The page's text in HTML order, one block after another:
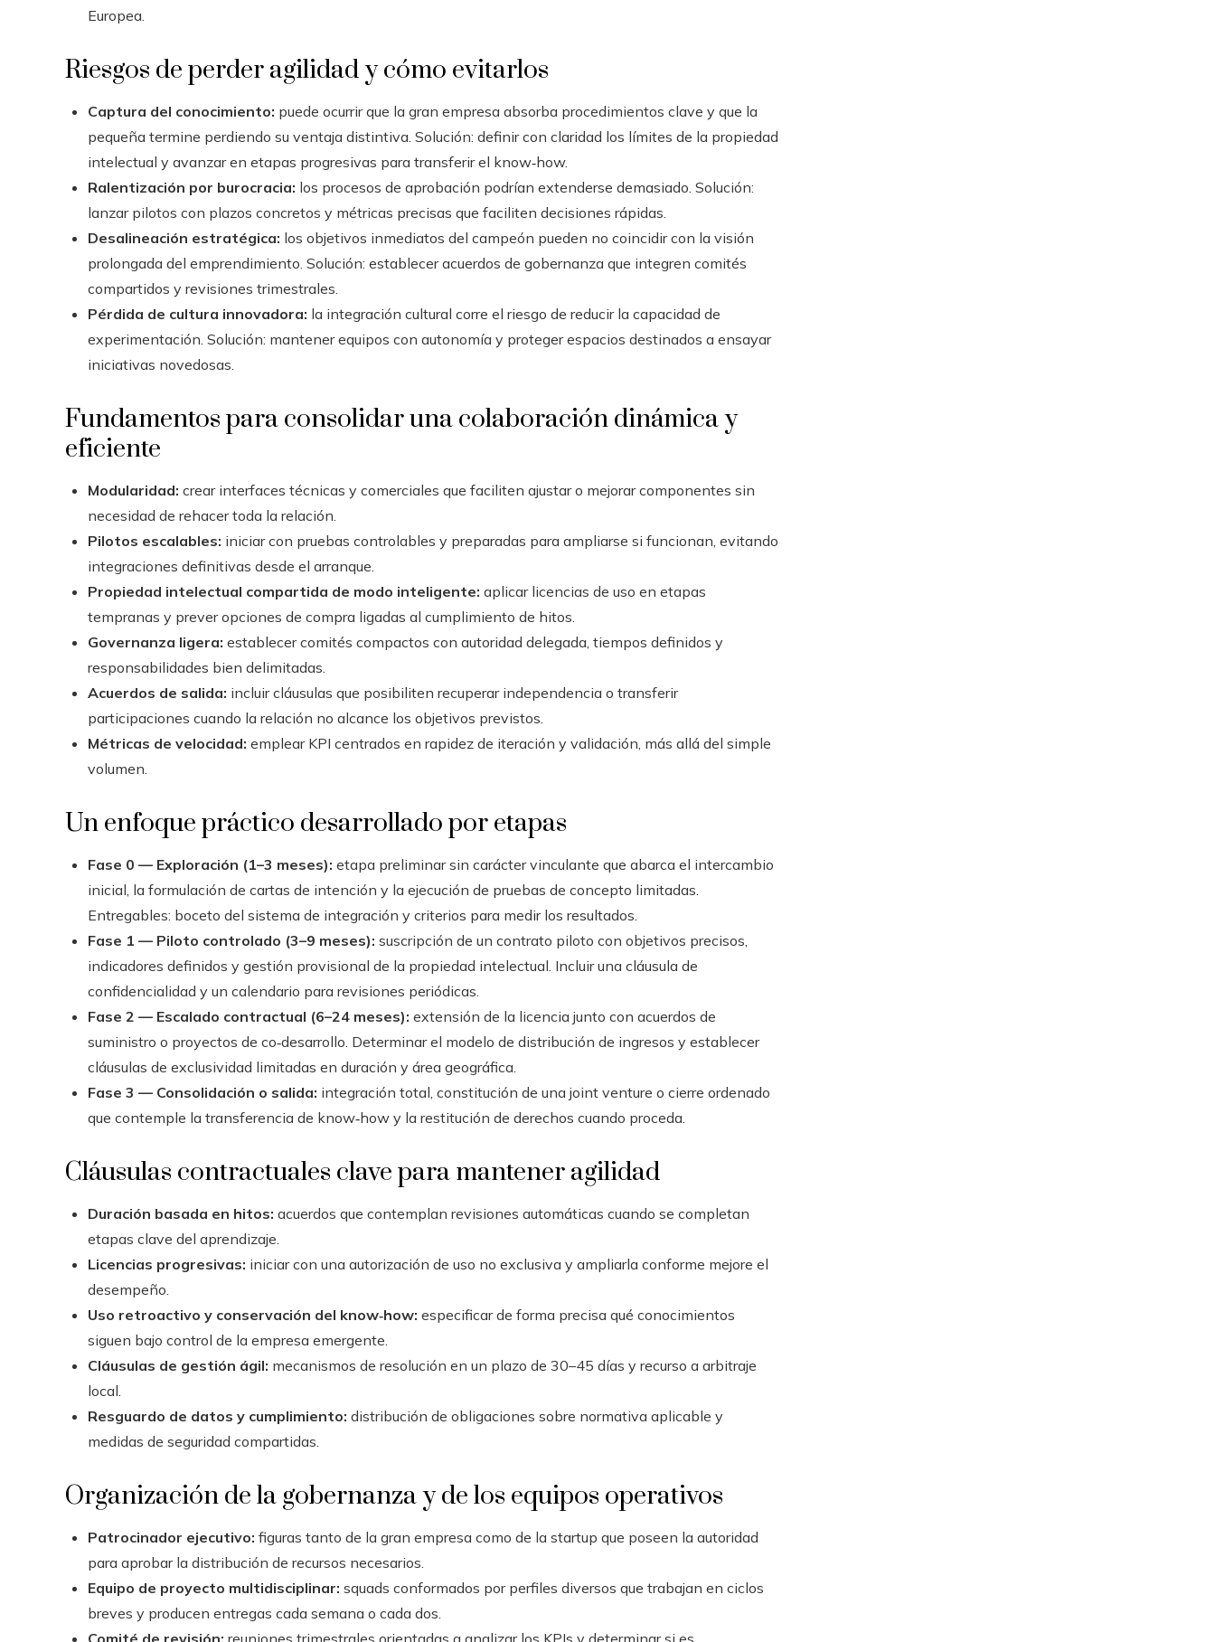
Europea.
Riesgos de perder agilidad y cómo evitarlos
Captura del conocimiento: puede ocurrir que la gran empresa absorba procedimientos clave y que la
pequeña termine perdiendo su ventaja distintiva. Solución: definir con claridad los límites de la propiedad
intelectual y avanzar en etapas progresivas para transferir el know‑how.
Ralentización por burocracia: los procesos de aprobación podrían extenderse demasiado. Solución:
lanzar pilotos con plazos concretos y métricas precisas que faciliten decisiones rápidas.
Desalineación estratégica: los objetivos inmediatos del campeón pueden no coincidir con la visión
prolongada del emprendimiento. Solución: establecer acuerdos de gobernanza que integren comités
compartidos y revisiones trimestrales.
Pérdida de cultura innovadora: la integración cultural corre el riesgo de reducir la capacidad de
experimentación. Solución: mantener equipos con autonomía y proteger espacios destinados a ensayar
iniciativas novedosas.
Fundamentos para consolidar una colaboración dinámica y
eficiente
Modularidad: crear interfaces técnicas y comerciales que faciliten ajustar o mejorar componentes sin
necesidad de rehacer toda la relación.
Pilotos escalables: iniciar con pruebas controlables y preparadas para ampliarse si funcionan, evitando
integraciones definitivas desde el arranque.
Propiedad intelectual compartida de modo inteligente: aplicar licencias de uso en etapas
tempranas y prever opciones de compra ligadas al cumplimiento de hitos.
Governanza ligera: establecer comités compactos con autoridad delegada, tiempos definidos y
responsabilidades bien delimitadas.
Acuerdos de salida: incluir cláusulas que posibiliten recuperar independencia o transferir
participaciones cuando la relación no alcance los objetivos previstos.
Métricas de velocidad: emplear KPI centrados en rapidez de iteración y validación, más allá del simple
volumen.
Un enfoque práctico desarrollado por etapas
Fase 0 — Exploración (1–3 meses): etapa preliminar sin carácter vinculante que abarca el intercambio
inicial, la formulación de cartas de intención y la ejecución de pruebas de concepto limitadas.
Entregables: boceto del sistema de integración y criterios para medir los resultados.
Fase 1 — Piloto controlado (3–9 meses): suscripción de un contrato piloto con objetivos precisos,
indicadores definidos y gestión provisional de la propiedad intelectual. Incluir una cláusula de
confidencialidad y un calendario para revisiones periódicas.
Fase 2 — Escalado contractual (6–24 meses): extensión de la licencia junto con acuerdos de
suministro o proyectos de co‑desarrollo. Determinar el modelo de distribución de ingresos y establecer
cláusulas de exclusividad limitadas en duración y área geográfica.
Fase 3 — Consolidación o salida: integración total, constitución de una joint venture o cierre ordenado
que contemple la transferencia de know‑how y la restitución de derechos cuando proceda.
Cláusulas contractuales clave para mantener agilidad
Duración basada en hitos: acuerdos que contemplan revisiones automáticas cuando se completan
etapas clave del aprendizaje.
Licencias progresivas: iniciar con una autorización de uso no exclusiva y ampliarla conforme mejore el
desempeño.
Uso retroactivo y conservación del know‑how: especificar de forma precisa qué conocimientos
siguen bajo control de la empresa emergente.
Cláusulas de gestión ágil: mecanismos de resolución en un plazo de 30–45 días y recurso a arbitraje
local.
Resguardo de datos y cumplimiento: distribución de obligaciones sobre normativa aplicable y
medidas de seguridad compartidas.
Organización de la gobernanza y de los equipos operativos
Patrocinador ejecutivo: figuras tanto de la gran empresa como de la startup que poseen la autoridad
para aprobar la distribución de recursos necesarios.
Equipo de proyecto multidisciplinar: squads conformados por perfiles diversos que trabajan en ciclos
breves y producen entregas cada semana o cada dos.
Comité de revisión: reuniones trimestrales orientadas a analizar los KPIs y determinar si es